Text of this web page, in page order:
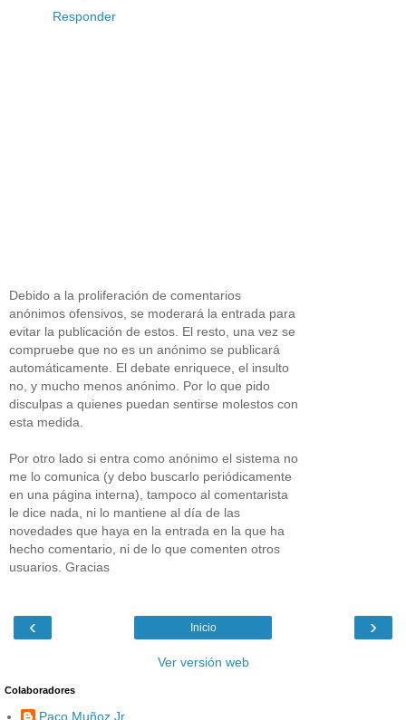
Responder
Debido a la proliferación de comentarios
anónimos ofensivos, se moderará la entrada para
evitar la publicación de estos. El resto, una vez se
compruebe que no es un anónimo se publicará
automáticamente. El debate enriquece, el insulto
no, y mucho menos anónimo. Por lo que pido
disculpas a quienes puedan sentirse molestos con
esta medida.
Por otro lado si entra como anónimo el sistema no
me lo comunica (y debo buscarlo periódicamente
en una página interna), tampoco al comentarista
le dice nada, ni lo mantiene al día de las
novedades que haya en la entrada en la que ha
hecho comentario, ni de lo que comenten otros
usuarios. Gracias
‹ ›
Inicio
Ver versión web
Colaboradores
Paco Muñoz Jr.